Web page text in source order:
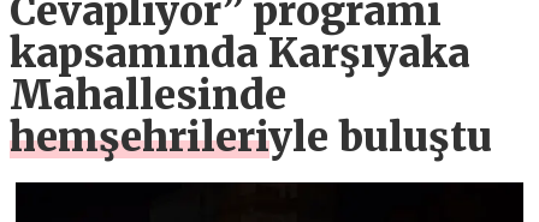
Cevaplıyor” programı
kapsamında Karşıyaka
Mahallesinde
hemşehrileriyle buluştu